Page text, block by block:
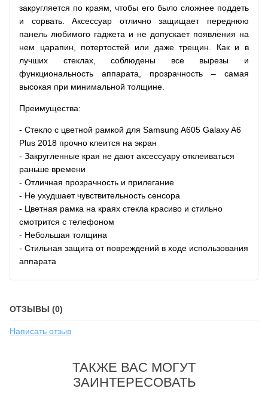
закругляется по краям, чтобы его было сложнее поддеть
и сорвать. Аксессуар отлично защищает переднюю
панель любимого гаджета и не допускает появления на
нем царапин, потертостей или даже трещин. Как и в
лучших стеклах, соблюдены все вырезы и
функциональность аппарата, прозрачность – самая
высокая при минимальной толщине.
Преимущества:
- Стекло с цветной рамкой для Samsung A605 Galaxy A6
Plus 2018 прочно клеится на экран
- Закругленные края не дают аксессуару отклеиваться
раньше времени
- Отличная прозрачность и прилегание
- Не ухудшает чувствительность сенсора
- Цветная рамка на краях стекла красиво и стильно
смотрится с телефоном
- Небольшая толщина
- Стильная защита от повреждений в ходе использования
аппарата
ОТЗЫВЫ (0)
Написать отзыв
ТАКЖЕ ВАС МОГУТ
ЗАИНТЕРЕСОВАТЬ